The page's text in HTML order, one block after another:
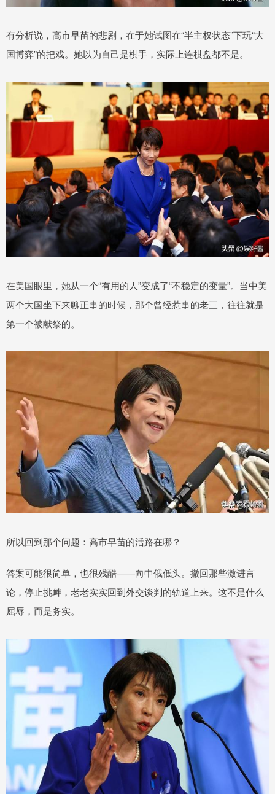
有分析说，高市早苗的悲剧，在于她试图在“半主权状态”下玩“大
国博弈”的把戏。她以为自己是棋手，实际上连棋盘都不是。
在美国眼里，她从一个“有用的人”变成了“不稳定的变量”。当中美
两个大国坐下来聊正事的时候，那个曾经惹事的老三，往往就是
第一个被献祭的。
所以回到那个问题：高市早苗的活路在哪？
答案可能很简单，也很残酷——向中俄低头。撤回那些激进言
论，停止挑衅，老老实实回到外交谈判的轨道上来。这不是什么
屈辱，而是务实。